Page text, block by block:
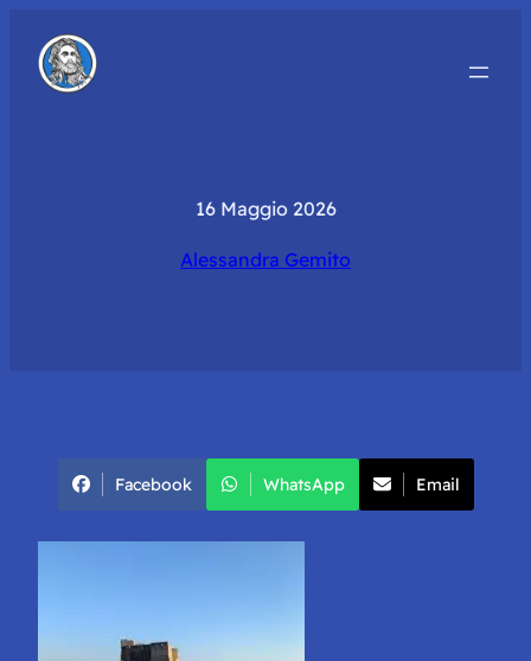
16 Maggio 2026
Alessandra Gemito
Facebook WhatsApp Email